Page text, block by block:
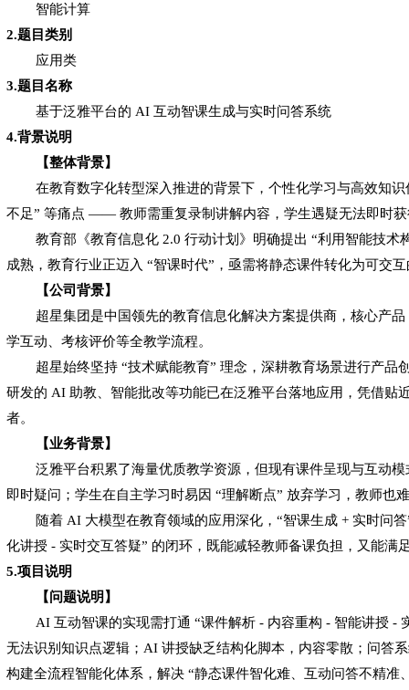
智能计算
2.题目类别
应用类
3.题目名称
基于泛雅平台的 AI 互动智课生成与实时问答系统
4.背景说明
【整体背景】
在教育数字化转型深入推进的背景下，个性化学习与高效知
不足” 等痛点 —— 教师需重复录制讲解内容，学生遇疑无法即时
教育部《教育信息化 2.0行动计划》明确提出 “利用智能技术
成熟，教育行业正迈入 “智课时代”，亟需将静态课件转化为可交
【公司背景】
超星集团是中国领先的教育信息化解决方案提供商，核心产品
学互动、考核评价等全教学流程。
超星始终坚持 “技术赋能教育” 理念，深耕教育场景进行产品
研发的 AI 助教、智能批改等功能已在泛雅平台落地应用，凭借
者。
【业务背景】
泛雅平台积累了海量优质教学资源，但现有课件呈现与互动
即时疑问；学生在自主学习时易因 “理解断点” 放弃学习，教师也
随着 AI 大模型在教育领域的应用深化，“智课生成 +实时问答
化讲授 - 实时交互答疑” 的闭环，既能减轻教师备课负担，又能满
5.项目说明
【问题说明】
AI 互动智课的实现需打通 “课件解析 - 内容重构 - 智能讲授 -
无法识别知识点逻辑；AI 讲授缺乏结构化脚本，内容零散；问答
构建全流程智能化体系，解决 “静态课件智化难、互动问答不精准